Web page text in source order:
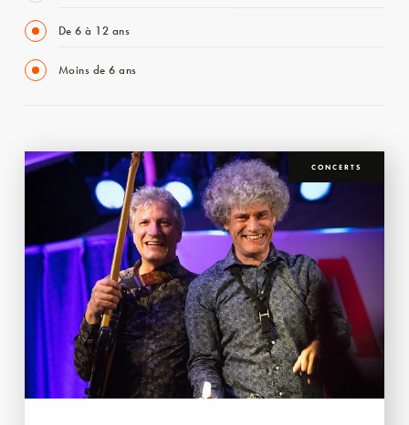
De 6 à 12 ans
Moins de 6 ans
CONCERTS